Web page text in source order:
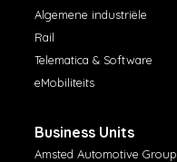
Algemene industriële
Rail
Telematica & Software
eMobiliteits
Business Units
Amsted Automotive Group